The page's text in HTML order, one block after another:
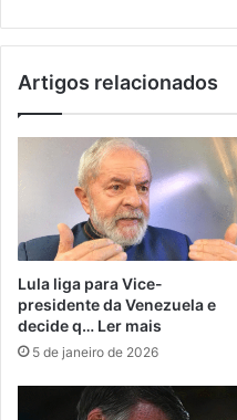
Artigos relacionados
Lula liga para Vice-
presidente da Venezuela e
decide q… Ler mais
5 de janeiro de 2026